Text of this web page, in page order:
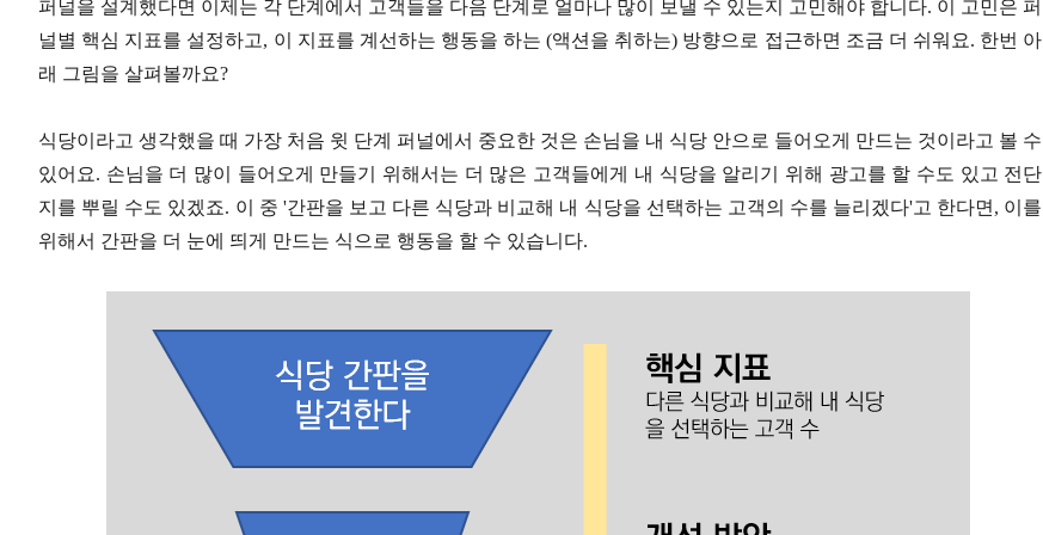
퍼널을 설계했다면 이제는 각 단계에서 고객들을 다음 단계로 얼마나 많이 보낼 수 있는지 고민해야 합니다. 이 고민은 퍼
널별 핵심 지표를 설정하고, 이 지표를 계선하는 행동을 하는 (액션을 취하는) 방향으로 접근하면 조금 더 쉬워요. 한번 아
래 그림을 살펴볼까요?
식당이라고 생각했을 때 가장 처음 윗 단계 퍼널에서 중요한 것은 손님을 내 식당 안으로 들어오게 만드는 것이라고 볼 수
있어요. 손님을 더 많이 들어오게 만들기 위해서는 더 많은 고객들에게 내 식당을 알리기 위해 광고를 할 수도 있고 전단
지를 뿌릴 수도 있겠죠. 이 중 '간판을 보고 다른 식당과 비교해 내 식당을 선택하는 고객의 수를 늘리겠다'고 한다면, 이를
위해서 간판을 더 눈에 띄게 만드는 식으로 행동을 할 수 있습니다.